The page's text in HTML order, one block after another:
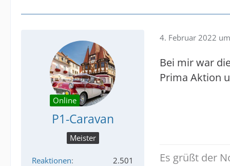
Online
P1-Caravan
Meister
Reaktionen
2.501
4. Februar 2022
Bei mir war
Prima Aktion
Es grüßt der